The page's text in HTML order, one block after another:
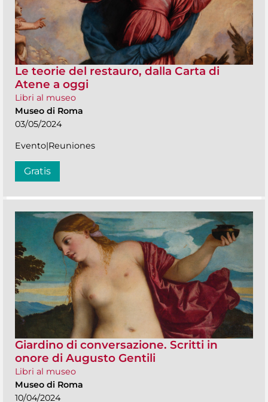
Le teorie del restauro, dalla Carta di
Atene a oggi
Libri al museo
Museo di Roma
03/05/2024
Evento|Reuniones
Gratis
Giardino di conversazione. Scritti in
onore di Augusto Gentili
Libri al museo
Museo di Roma
10/04/2024